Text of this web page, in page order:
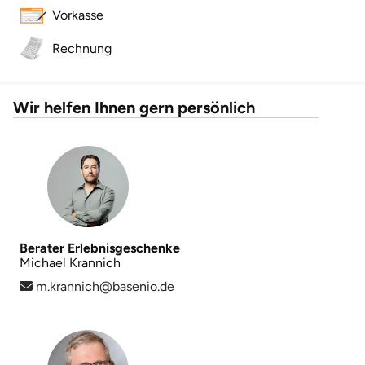
Vorkasse
Rechnung
Wir helfen Ihnen gern persönlich
Berater Erlebnisgeschenke
Michael Krannich
m.krannich@basenio.de
Lüneburg
Main-Kinzig-Kreis
Mannheim
Mecklenburgische Seenplatte
Meiningen